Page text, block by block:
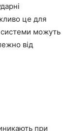
це для
системи можуть
від
при